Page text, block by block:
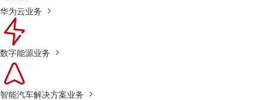
华为云业务
数字能源业务
智能汽车解决方案业务